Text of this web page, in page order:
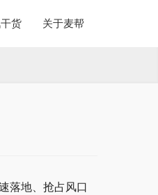
货 关于麦帮
落地、抢占风口